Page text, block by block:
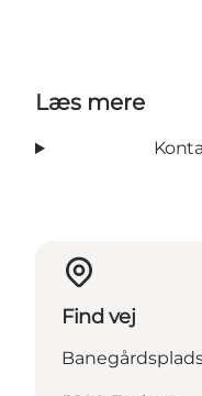
Læs mere
Find vej